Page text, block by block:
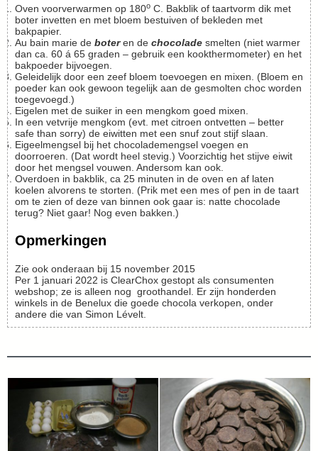
Oven voorverwarmen op 180o C. Bakblik of taartvorm dik met
boter invetten en met bloem bestuiven of bekleden met
bakpapier.
Au bain marie de boteren de chocolade smelten (niet warmer
dan ca. 60 á 65 graden – gebruik een kookthermometer) en het
bakpoeder bijvoegen.
Geleidelijk door een zeef bloem toevoegen en mixen. (Bloem en
poeder kan ook gewoon tegelijk aan de gesmolten choc worden
toegevoegd.)
Eigelen met de suiker in een mengkom goed mixen.
In een vetvrije mengkom (evt. met citroen ontvetten – better
safe than sorry) de eiwitten met een snuf zout stijf slaan.
Eigeelmengsel bij het chocolademengsel voegen en
doorroeren. (Dat wordt heel stevig.) Voorzichtig het stijve eiwit
door het mengsel vouwen. Andersom kan ook.
Overdoen in bakblik, ca 25 minuten in de oven en af laten
koelen alvorens te storten. (Prik met een mes of pen in de taart
om te zien of deze van binnen ook gaar is: natte chocolade
terug? Niet gaar! Nog even bakken.)
Opmerkingen
Zie ook onderaan bij 15 november 2015
Per 1 januari 2022 is ClearChox gestopt als consumenten
webshop; ze is alleen nog groothandel. Er zijn honderden
winkels in de Benelux die goede chocola verkopen, onder
andere die van Simon Lévelt.